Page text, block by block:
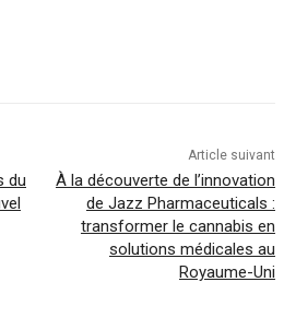
du
Article suivant
À la découverte de l’innovation
de Jazz Pharmaceuticals :
transformer le cannabis en
solutions médicales au
Royaume-Uni